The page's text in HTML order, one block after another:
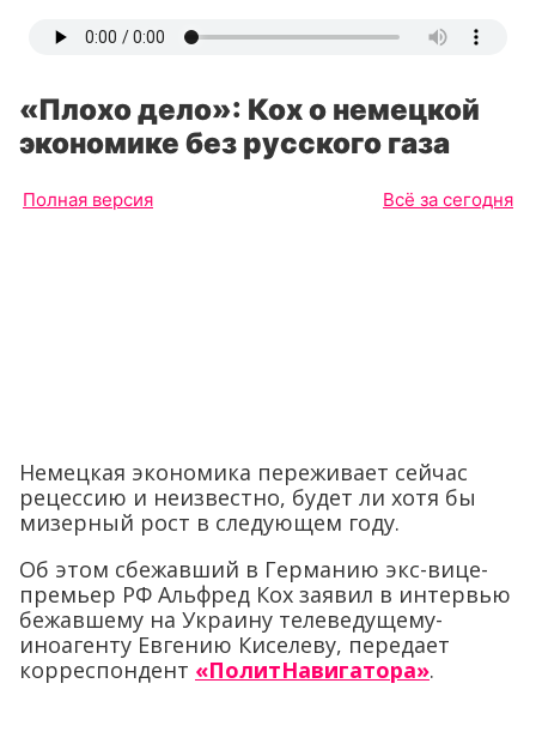
«Плохо дело»: Кох о немецкой
экономике без русского газа
Полная версия Всё за сегодня
Немецкая экономика переживает сейчас
рецессию и неизвестно, будет ли хотя бы
мизерный рост в следующем году.
Об этом сбежавший в Германию экс-вице-
премьер РФ Альфред Кох заявил в интервью
бежавшему на Украину телеведущему-
иноагенту Евгению Киселеву, передает
корреспондент «ПолитНавигатора».